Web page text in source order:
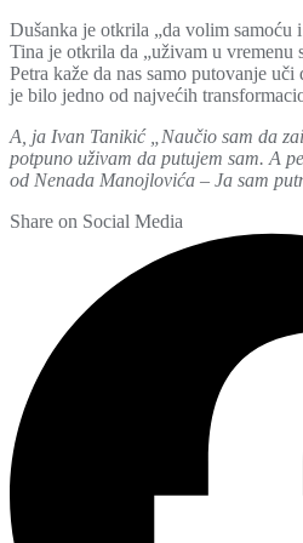
Dušanka je otkrila „da volim samoću
Tina je otkrila da „uživam u vremenu
Petra kaže da nas samo putovanje
je bilo jedno od najvećih
A, ja Ivan Tanikić „Naučio sam da
potpuno uživam da putujem sam. A
od Nenada Manojlovića – Ja sam
Share on Social Media